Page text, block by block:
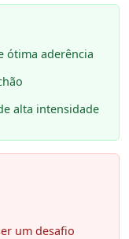
ótima aderência
alta intensidade
um desafio